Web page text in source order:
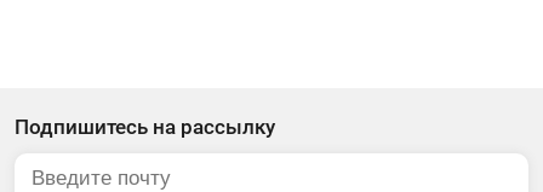
Подпишитесь на рассылку